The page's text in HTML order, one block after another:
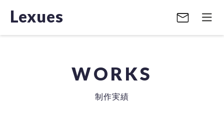
Lexues
WORKS
制作実績